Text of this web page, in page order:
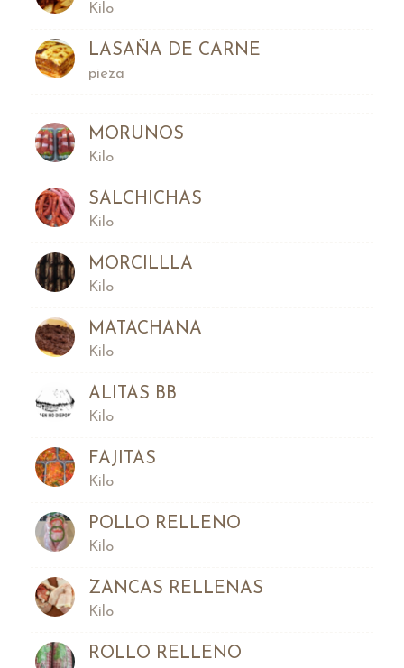
Kilo
LASAÑA DE CARNE
pieza
MORUNOS
Kilo
SALCHICHAS
Kilo
MORCILLLA
Kilo
MATACHANA
Kilo
ALITAS BB
Kilo
FAJITAS
Kilo
POLLO RELLENO
Kilo
ZANCAS RELLENAS
Kilo
ROLLO RELLENO